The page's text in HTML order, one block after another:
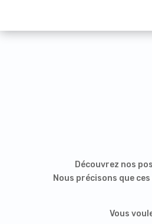
Découvrez nos
Nous précisons que
Vous